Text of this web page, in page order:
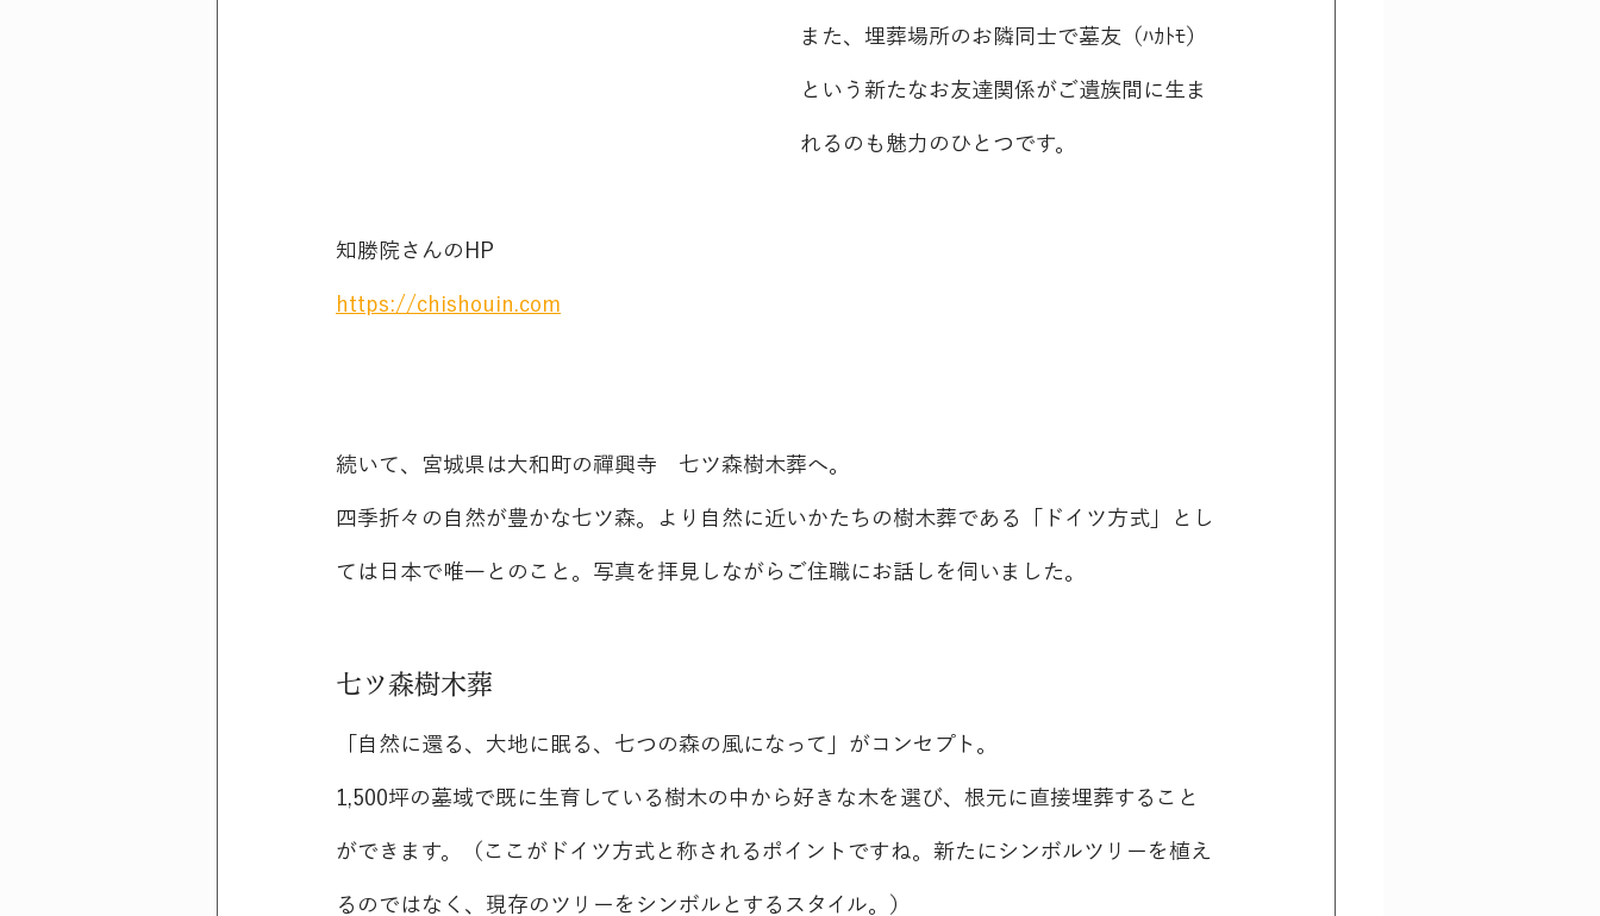
また、埋葬場所のお隣同士で墓友（ﾊｶﾄﾓ）
という新たなお友達関係がご遺族間に生ま
れるのも魅力のひとつです。
知勝院さんのHP
https://chishouin.com
続いて、宮城県は大和町の禪興寺　七ツ森樹木葬へ。
四季折々の自然が豊かな七ツ森。より自然に近いかたちの樹木葬である「ドイツ方式」とし
ては日本で唯一とのこと。写真を拝見しながらご住職にお話しを伺いました。
七ツ森樹木葬
「自然に還る、大地に眠る、七つの森の風になって」がコンセプト。
1,500坪の墓域で既に生育している樹木の中から好きな木を選び、根元に直接埋葬すること
ができます。（ここがドイツ方式と称されるポイントですね。新たにシンボルツリーを植え
るのではなく、現存のツリーをシンボルとするスタイル。）